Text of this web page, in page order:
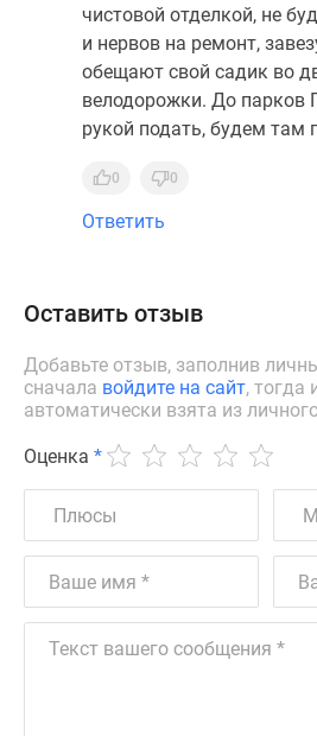
чистовой отделкой, не
и нервов на ремонт,
обещают свой садик во
велодорожки. До парков
рукой подать, будем там
0 0
Ответить
Оставить отзыв
Добавьте отзыв, заполнив
сначала войдите на сайт, тогда
автоматически взята из
Оценка *